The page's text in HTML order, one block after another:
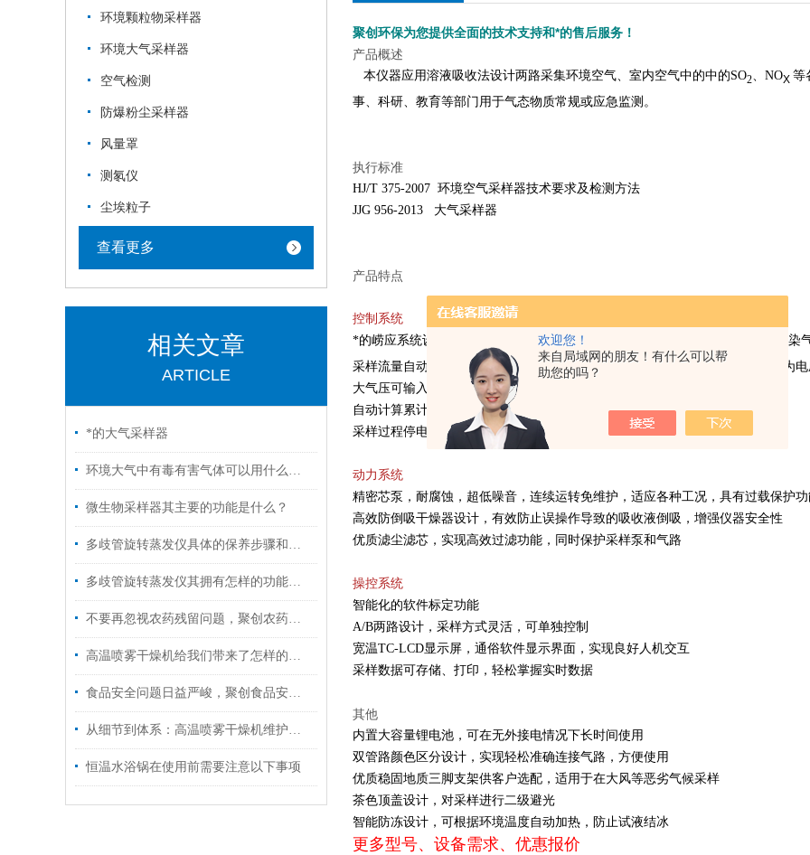
欢迎您！
来自局域网的朋友！有什么可以帮
助您的吗？
环境颗粒物采样器
环境大气采样器
空气检测
防爆粉尘采样器
风量罩
测氡仪
尘埃粒子
查看更多
相关文章
ARTICLE
*的大气采样器
环境大气中有毒有害气体可以用什么仪器检测？
微生物采样器其主要的功能是什么？
多歧管旋转蒸发仪具体的保养步骤和注意事项
多歧管旋转蒸发仪其拥有怎样的功能呢？
不要再忽视农药残留问题，聚创农药残留检测仪来帮您！
高温喷雾干燥机给我们带来了怎样的特点呢？
食品安全问题日益严峻，聚创食品安全检测仪来帮您
从细节到体系：高温喷雾干燥机维护保养，这样做让设备多扛几年
恒温水浴锅在使用前需要注意以下事项
聚创环保为您提供全面的技术支持和*的售后服务！
产品概述
本仪器应用溶液吸收法设计两路采集环境空气、室内空气中的中的SO2、NOX 等
事、科研、教育等部门用于气态物质常规或应急监测。
执行标准
HJ/T 375-2007 环境空气采样器技术要求及检测方法
JJG 956-2013 大气采样器
产品特点
控制系统
*的崂应系统设计，两路采集环境空气、室内空气中的SO
等各种环境污染
采样流量自动控制：采用电子流量计，微电脑系统检测采样流量，自动补偿因为
大气压可输入和测量，适用于低压环境使用
自动计算累计采样体积，并同时根据气压、温度换算标况采样体积
采样过程停电自动保存工作数据，来电后可恢复采样
动力系统
精密芯泵，耐腐蚀，超低噪音，连续运转免维护，适应各种工况，具有过载保护
高效防倒吸干燥器设计，有效防止误操作导致的吸收液倒吸，增强仪器安全性
优质滤尘滤芯，实现高效过滤功能，同时保护采样泵和气路
操控系统
智能化的软件标定功能
A/B两路设计，采样方式灵活，可单独控制
宽温TC-LCD显示屏，通俗软件显示界面，实现良好人机交互
采样数据可存储、打印，轻松掌握实时数据
其他
内置大容量锂电池，可在无外接电情况下长时间使用
双管路颜色区分设计，实现轻松准确连接气路，方便使用
优质稳固地质三脚支架供客户选配，适用于在大风等恶劣气候采样
茶色顶盖设计，对采样进行二级避光
智能防冻设计，可根据环境温度自动加热，防止试液结冰
更多型号、设备需求、优惠报价